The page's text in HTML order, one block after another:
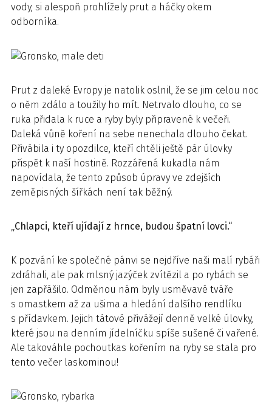
vody, si alespoň prohlížely prut a háčky okem
odborníka.
Prut z daleké Evropy je natolik oslnil, že se jim celou noc
o něm zdálo a toužily ho mít. Netrvalo dlouho, co se
ruka přidala k ruce a ryby byly připravené k večeři.
Daleká vůně koření na sebe nenechala dlouho čekat.
Přivábila i ty opozdilce, kteří chtěli ještě pár úlovky
přispět k naší hostině. Rozzářená kukadla nám
napovídala, že tento způsob úpravy ve zdejších
zeměpisných šířkách není tak běžný.
„Chlapci, kteří ujídají z hrnce, budou špatní lovci.“
K pozvání ke společné pánvi se nejdříve naši malí rybáři
zdráhali, ale pak mlsný jazýček zvítězil a po rybách se
jen zapřášilo. Odměnou nám byly usměvavé tváře
s omastkem až za ušima a hledání dalšího rendlíku
s přídavkem. Jejich tátové přivážejí denně velké úlovky,
které jsou na denním jídelníčku spíše sušené či vařené.
Ale takováhle pochoutkas kořením na ryby se stala pro
tento večer laskominou!